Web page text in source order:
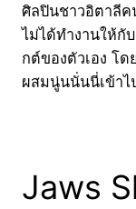
ศิลปินชาวอิตาลีค
ไม่ได้ทำงานให้กั
กต์ของตัวเอง โ
ผสมนู่นนั่นนี่เข้าไ
Jaws